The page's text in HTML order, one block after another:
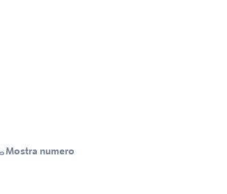
Mostra numero